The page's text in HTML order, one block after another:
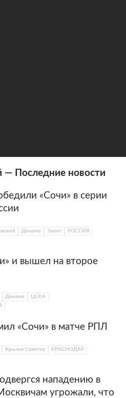
— Последние новости
«Сочи» в серии
Динамо Зенит
РОССИЯ
и вышел на второе
Динамо
ЦСКА
«Сочи» в матче РПЛ
Крылья Советов
КРАСНОДАР
нападению в
угрожали, что